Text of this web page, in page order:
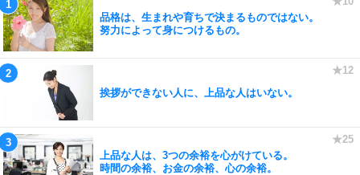
品格は、生まれや育ちで決まるものではない。
努力によって身につけるもの。
挨拶ができない人に、上品な人はいない。
上品な人は、3つの余裕を心がけている。
時間の余裕、お金の余裕、心の余裕。